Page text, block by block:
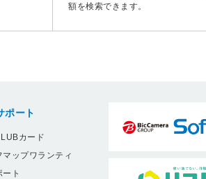
額を検索できます。
ポート
カード
ップワランティ
ト